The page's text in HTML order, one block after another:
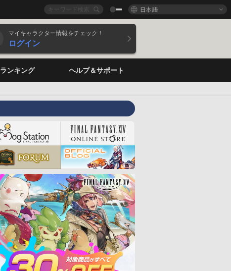
日本語
マイキャラクター情報をチェック！
ログイン
ランキング ヘルプ＆サポート